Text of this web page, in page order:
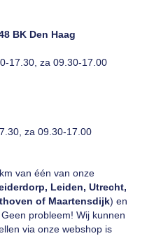
BK Den Haag
17.30, za 09.30-17.00
za 09.30-17.00
van één van onze
Leiden, Utrecht,
of Maartensdijk) en
probleem! Wij kunnen
via onze webshop is